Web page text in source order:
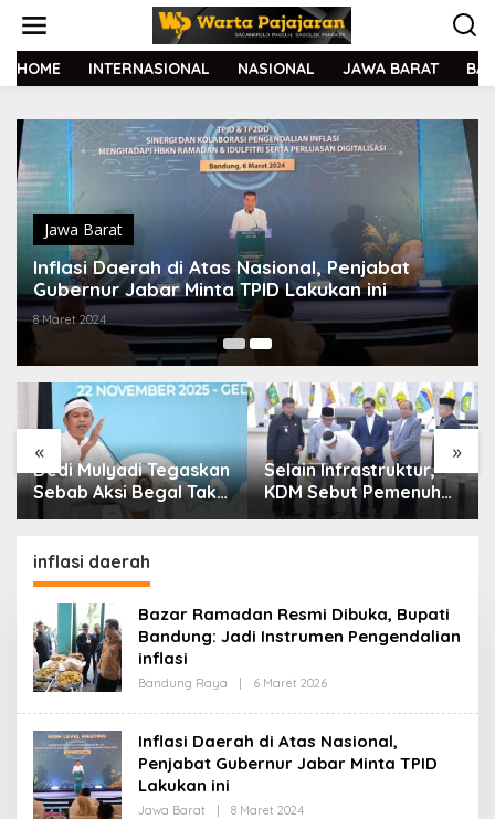
t
HOME INTERNASIONAL NASIONAL JAWA BARAT
Jawa Barat
Inflasi Daerah di Atas Nasional, Penjabat
Gubernur Jabar Minta TPID Lakukan ini
8 Maret 2024
« »
Dedi Mulyadi Tegaskan
Sebab Aksi Begal Tak
Boleh Hanya Dikaitkan
Selain Infrastruktur,
KDM Sebut Pemenuhan
Kebutuhan Dasar
inflasi daerah
Bazar Ramadan Resmi Dibuka, Bupati
Bandung: Jadi Instrumen Pengendalian
inflasi
Bandung Raya 6 Maret 2026
E
R
E
Inflasi Daerah di Atas Nasional,
Penjabat Gubernur Jabar Minta TPID
Lakukan ini
Jawa Barat 8 Maret 2024